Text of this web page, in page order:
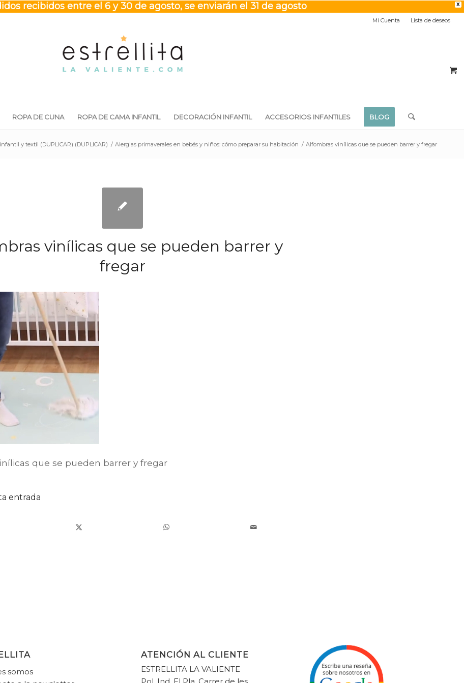
X
recibidos entre el 6 y 30 de agosto, se enviarán el 31 de agosto
Mi Cuenta Lista de deseos
ROPA DE CUNA ROPA DE CAMA INFANTIL DECORACIÓN INFANTIL ACCESORIOS INFANTILES BLOG
y textil (DUPLICAR) (DUPLICAR) / Alergias primaverales en bebés y niños: cómo preparar su habitación / Alfombras vinílicas que se pueden barrer y fregar
vinílicas que se pueden barrer y
fregar
que se pueden barrer y fregar
entrada
somos
ATENCIÓN AL CLIENTE
ESTRELLITA LA VALIENTE